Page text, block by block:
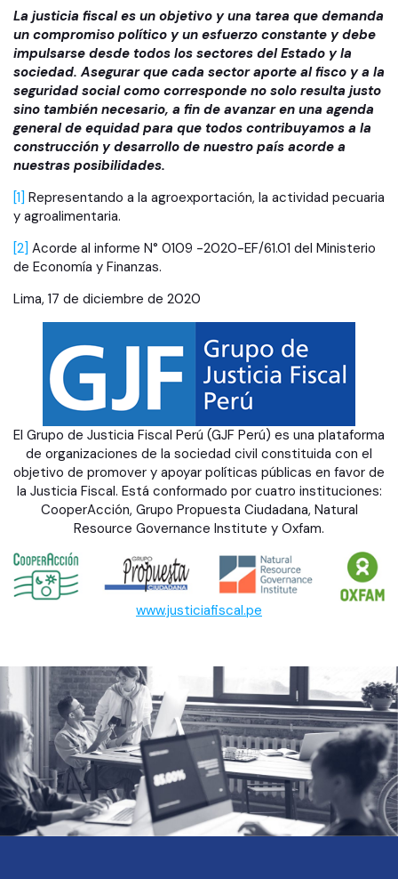
La justicia fiscal es un objetivo y una tarea que demanda
un compromiso político y un esfuerzo constante y debe
impulsarse desde todos los sectores del Estado y la
sociedad. Asegurar que cada sector aporte al fisco y a la
seguridad social como corresponde no solo resulta justo
sino también necesario, a fin de avanzar en una agenda
general de equidad para que todos contribuyamos a la
construcción y desarrollo de nuestro país acorde a
nuestras posibilidades.
[1] Representando a la agroexportación, la actividad pecuaria
y agroalimentaria.
[2] Acorde al informe N° 0109 -2020-EF/61.01 del Ministerio
de Economía y Finanzas.
Lima, 17 de diciembre de 2020
El Grupo de Justicia Fiscal Perú (GJF Perú) es una plataforma
de organizaciones de la sociedad civil constituida con el
objetivo de promover y apoyar políticas públicas en favor de
la Justicia Fiscal. Está conformado por cuatro instituciones:
CooperAcción, Grupo Propuesta Ciudadana, Natural
Resource Governance Institute y Oxfam.
www.justiciafiscal.pe